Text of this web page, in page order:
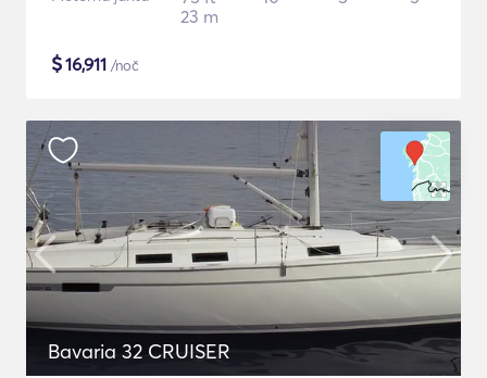
23 m
$16,911 /noč
Bavaria 32 CRUISER